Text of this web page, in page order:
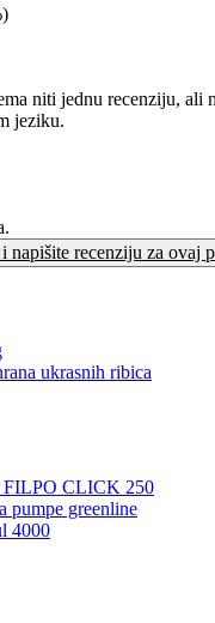
niti jednu recenziju, ali
jeziku.
napišite recenziju za ovaj
ukrasnih ribica
FILPO CLICK 250
pumpe greenline
4000